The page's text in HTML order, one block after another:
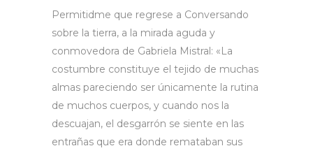
Permitidme que regrese a Conversando
sobre la tierra, a la mirada aguda y
conmovedora de Gabriela Mistral: «La
costumbre constituye el tejido de muchas
almas pareciendo ser únicamente la rutina
de muchos cuerpos, y cuando nos la
descuajan, el desgarrón se siente en las
entrañas que era donde remataban sus